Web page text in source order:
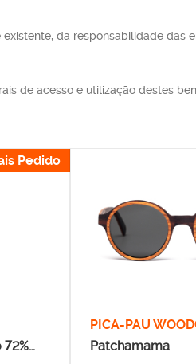
da responsabilidade das
de acesso e utilização destes
Pedido
PICA-PAU
Patchamama